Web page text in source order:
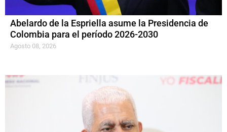
Abelardo de la Espriella asume la Presidencia de
Colombia para el período 2026-2030
Agosto 08, 2026